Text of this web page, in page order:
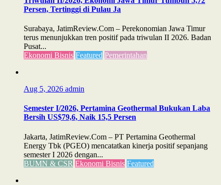
Persen, Tertinggi di Pulau Ja
Surabaya, JatimReview.Com – Perekonomian Jawa Timur
terus menunjukkan tren positif pada triwulan II 2026. Badan
Pusat...
Ekonomi Bisnis Featured Pemerintahan
Aug 5, 2026 admin
Semester I/2026, Pertamina Geothermal Bukukan Laba
Bersih US$79,6, Naik 15,5 Persen
Jakarta, JatimReview.Com – PT Pertamina Geothermal
Energy Tbk (PGEO) mencatatkan kinerja positif sepanjang
semester I 2026 dengan...
BUMN & CSR Ekonomi Bisnis Featured